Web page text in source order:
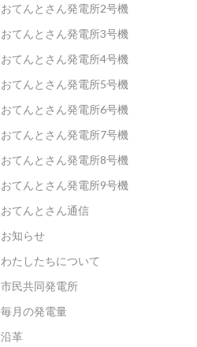
おてんとさん発電所2号機
おてんとさん発電所3号機
おてんとさん発電所4号機
おてんとさん発電所5号機
おてんとさん発電所6号機
おてんとさん発電所7号機
おてんとさん発電所8号機
おてんとさん発電所9号機
おてんとさん通信
お知らせ
わたしたちについて
市民共同発電所
毎月の発電量
沿革